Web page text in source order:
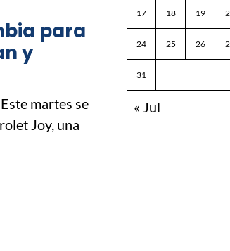
para
y
martes se
Joy, una
17 18 19
24 25 26
31
« Jul